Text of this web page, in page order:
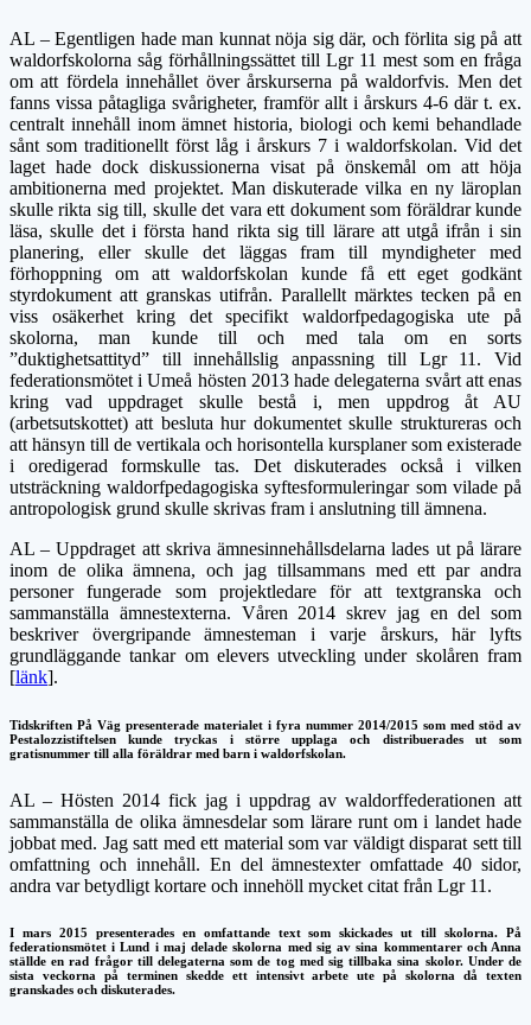
AL – Egentligen hade man kunnat nöja sig där, och förlita sig på att
waldorfskolorna såg förhållningssättet till Lgr 11 mest som en fråga
om att fördela innehållet över årskurserna på waldorfvis. Men det
fanns vissa påtagliga svårigheter, framför allt i årskurs 4-6 där t. ex.
centralt innehåll inom ämnet historia, biologi och kemi behandlade
sånt som traditionellt först låg i årskurs 7 i waldorfskolan. Vid det
laget hade dock diskussionerna visat på önskemål om att höja
ambitionerna med projektet. Man diskuterade vilka en ny läroplan
skulle rikta sig till, skulle det vara ett dokument som föräldrar kunde
läsa, skulle det i första hand rikta sig till lärare att utgå ifrån i sin
planering, eller skulle det läggas fram till myndigheter med
förhoppning om att waldorfskolan kunde få ett eget godkänt
styrdokument att granskas utifrån. Parallellt märktes tecken på en
viss osäkerhet kring det specifikt waldorfpedagogiska ute på
skolorna, man kunde till och med tala om en sorts
”duktighetsattityd” till innehållslig anpassning till Lgr 11. Vid
federationsmötet i Umeå hösten 2013 hade delegaterna svårt att enas
kring vad uppdraget skulle bestå i, men uppdrog åt AU
(arbetsutskottet) att besluta hur dokumentet skulle struktureras och
att hänsyn till de vertikala och horisontella kursplaner som existerade
i oredigerad formskulle tas. Det diskuterades också i vilken
utsträckning waldorfpedagogiska syftesformuleringar som vilade på
antropologisk grund skulle skrivas fram i anslutning till ämnena.
AL – Uppdraget att skriva ämnesinnehållsdelarna lades ut på lärare
inom de olika ämnena, och jag tillsammans med ett par andra
personer fungerade som projektledare för att textgranska och
sammanställa ämnestexterna. Våren 2014 skrev jag en del som
beskriver övergripande ämnesteman i varje årskurs, här lyfts
grundläggande tankar om elevers utveckling under skolåren fram
[länk].
Tidskriften På Väg presenterade materialet i fyra nummer 2014/2015 som med stöd av
Pestalozzistiftelsen kunde tryckas i större upplaga och distribuerades ut som
gratisnummer till alla föräldrar med barn i waldorfskolan.
AL – Hösten 2014 fick jag i uppdrag av waldorffederationen att
sammanställa de olika ämnesdelar som lärare runt om i landet hade
jobbat med. Jag satt med ett material som var väldigt disparat sett till
omfattning och innehåll. En del ämnestexter omfattade 40 sidor,
andra var betydligt kortare och innehöll mycket citat från Lgr 11.
I mars 2015 presenterades en omfattande text som skickades ut till skolorna. På
federationsmötet i Lund i maj delade skolorna med sig av sina kommentarer och Anna
ställde en rad frågor till delegaterna som de tog med sig tillbaka sina skolor. Under de
sista veckorna på terminen skedde ett intensivt arbete ute på skolorna då texten
granskades och diskuterades.